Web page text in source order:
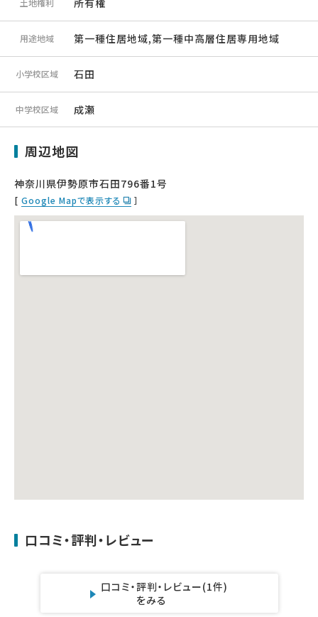
土地権利 所有権
用途地域 第一種住居地域,第一種中高層住居専用地域
小学校区域 石田
中学校区域 成瀬
周辺地図
神奈川県伊勢原市石田796番1号
[ Google Mapで表示する ］
口コミ・評判・レビュー
口コミ・評判・レビュー
をみる
(1件)